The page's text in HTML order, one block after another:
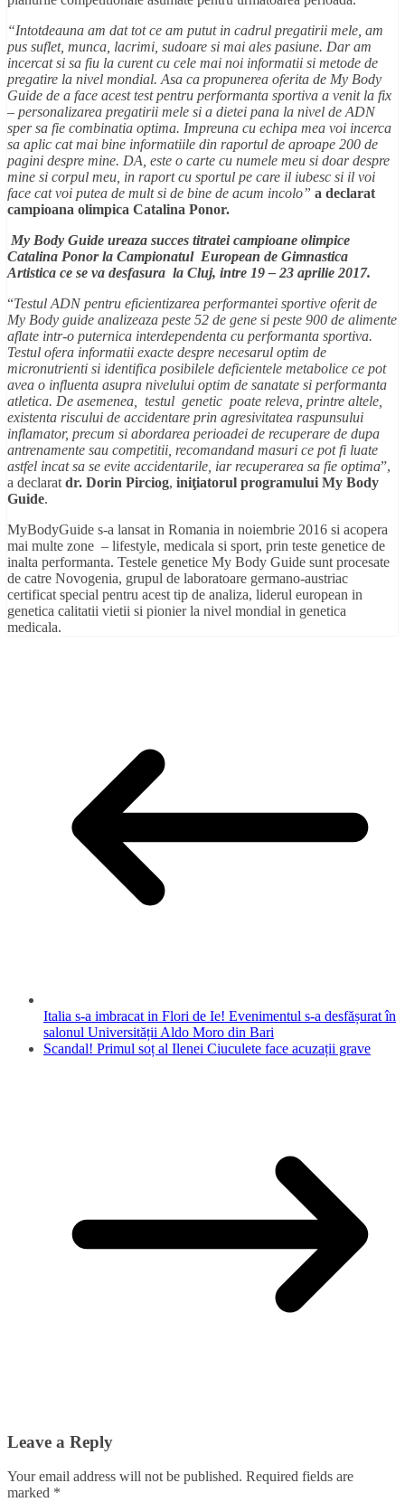
“Intotdeauna am dat tot ce am putut in cadrul pregatirii mele, am
pus suflet, munca, lacrimi, sudoare si mai ales pasiune. Dar am
incercat si sa fiu la curent cu cele mai noi informatii si metode de
pregatire la nivel mondial. Asa ca propunerea oferita de My Body
Guide de a face acest test pentru performanta sportiva a venit la fix
– personalizarea pregatirii mele si a dietei pana la nivel de ADN
sper sa fie combinatia optima. Impreuna cu echipa mea voi incerca
sa aplic cat mai bine informatiile din raportul de aproape 200 de
pagini despre mine. DA, este o carte cu numele meu si doar despre
mine si corpul meu, in raport cu sportul pe care il iubesc si il voi
face cat voi putea de mult si de bine de acum incolo” a declarat
campioana olimpica Catalina Ponor.
My Body Guide ureaza succes titratei campioane olimpice
Catalina Ponor la Campionatul European de Gimnastica
Artistica ce se va desfasura la Cluj, intre 19 – 23 aprilie 2017.
“Testul ADN pentru eficientizarea performantei sportive oferit de
My Body guide analizeaza peste 52 de gene si peste 900 de alimente
aflate intr-o puternica interdependenta cu performanta sportiva.
Testul ofera informatii exacte despre necesarul optim de
micronutrienti si identifica posibilele deficientele metabolice ce pot
avea o influenta asupra nivelului optim de sanatate si performanta
atletica. De asemenea, testul genetic poate releva, printre altele,
existenta riscului de accidentare prin agresivitatea raspunsului
inflamator, precum si abordarea perioadei de recuperare de dupa
antrenamente sau competitii, recomandand masuri ce pot fi luate
astfel incat sa se evite accidentarile, iar recuperarea sa fie optima”,
a declarat dr. Dorin Pirciog, iniţiatorul programului My Body
Guide.
MyBodyGuide s-a lansat in Romania in noiembrie 2016 si acopera
mai multe zone – lifestyle, medicala si sport, prin teste genetice de
inalta performanta. Testele genetice My Body Guide sunt procesate
de catre Novogenia, grupul de laboratoare germano-austriac
certificat special pentru acest tip de analiza, liderul european in
genetica calitatii vietii si pionier la nivel mondial in genetica
medicala.
Italia s-a imbracat in Flori de Ie! Evenimentul s-a desfășurat în
salonul Universității Aldo Moro din Bari
Scandal! Primul soț al Ilenei Ciuculete face acuzații grave
Leave a Reply
Your email address will not be published. Required fields are
marked *